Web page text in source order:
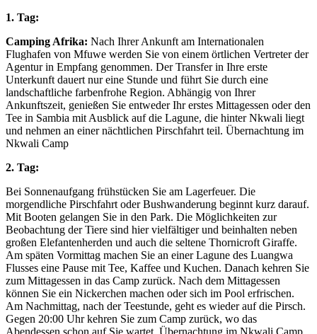
1. Tag:
Camping Afrika: Nach Ihrer Ankunft am Internationalen
Flughafen von Mfuwe werden Sie von einem örtlichen Vertreter der
Agentur in Empfang genommen. Der Transfer in Ihre erste
Unterkunft dauert nur eine Stunde und führt Sie durch eine
landschaftliche farbenfrohe Region. Abhängig von Ihrer
Ankunftszeit, genießen Sie entweder Ihr erstes Mittagessen oder den
Tee in Sambia mit Ausblick auf die Lagune, die hinter Nkwali liegt
und nehmen an einer nächtlichen Pirschfahrt teil. Übernachtung im
Nkwali Camp
2. Tag:
Bei Sonnenaufgang frühstücken Sie am Lagerfeuer. Die
morgendliche Pirschfahrt oder Bushwanderung beginnt kurz darauf.
Mit Booten gelangen Sie in den Park. Die Möglichkeiten zur
Beobachtung der Tiere sind hier vielfältiger und beinhalten neben
großen Elefantenherden und auch die seltene Thornicroft Giraffe.
Am späten Vormittag machen Sie an einer Lagune des Luangwa
Flusses eine Pause mit Tee, Kaffee und Kuchen. Danach kehren Sie
zum Mittagessen in das Camp zurück. Nach dem Mittagessen
können Sie ein Nickerchen machen oder sich im Pool erfrischen.
Am Nachmittag, nach der Teestunde, geht es wieder auf die Pirsch.
Gegen 20:00 Uhr kehren Sie zum Camp zurück, wo das
Abendessen schon auf Sie wartet. Übernachtung im Nkwali Camp